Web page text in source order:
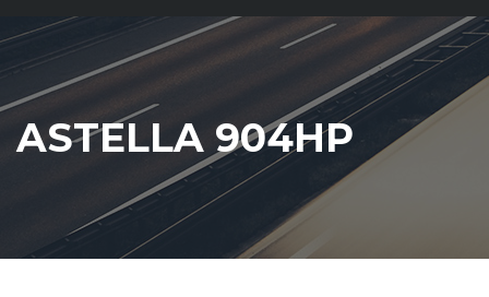
ASTELLA 904HP